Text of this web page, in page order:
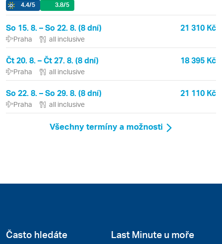
4.4/5 3.8/5
So 15. 8. – So 22. 8. (8 dní) 21 310 Kč
Praha all inclusive
Čt 20. 8. – Čt 27. 8. (8 dní) 18 395 Kč
Praha all inclusive
So 22. 8. – So 29. 8. (8 dní) 21 110 Kč
Praha all inclusive
Všechny termíny a možnosti
Často hledáte Last Minute u moře